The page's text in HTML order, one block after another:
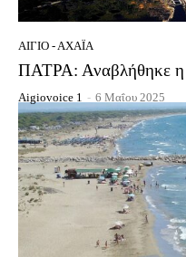
ΑΊΓΙΟ - ΑΧΑΪ́Α
ΠΑΤΡΑ: Αναβλήθηκε η
Aigiovoice 1 - 6 Μαΐου 2025